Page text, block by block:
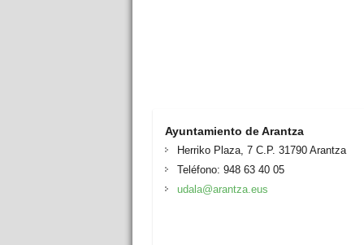
Ayuntamiento de Arantza
Herriko Plaza, 7 C.P. 31790 Arantza
Teléfono: 948 63 40 05
udala@arantza.eus